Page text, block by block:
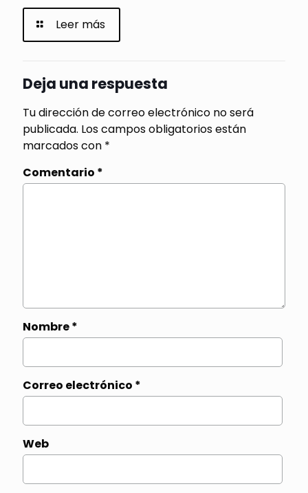
Leer más
Deja una respuesta
Tu dirección de correo electrónico no será
publicada. Los campos obligatorios están
marcados con *
Comentario *
Nombre*
Correo electrónico *
Web